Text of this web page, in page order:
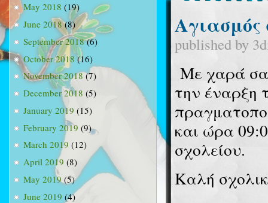
May 2018 (19)
June 2018(8)
September 2018(6)
October 2018(16)
November 2018(7)
December 2018 (5)
January 2019 (15)
February 2019 (9)
March 2019 (12)
April 2019 (8)
May 2019(5)
June 2019 (4)
Αγιασμός
published by
Με χαρά
την έναρξη
και ώρα
σχολείου.
Καλή